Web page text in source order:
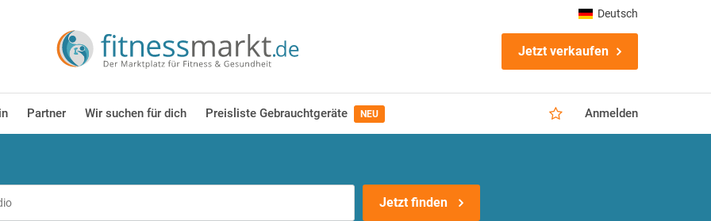
Jetzt verkaufen
Partner Wir suchen für dich Preisliste Gebrauchtgeräte NEU Anmelden
Deutsch
Jetzt finden